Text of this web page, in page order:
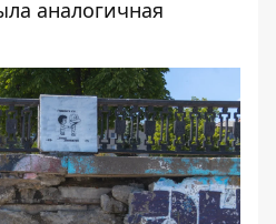
аналогичная